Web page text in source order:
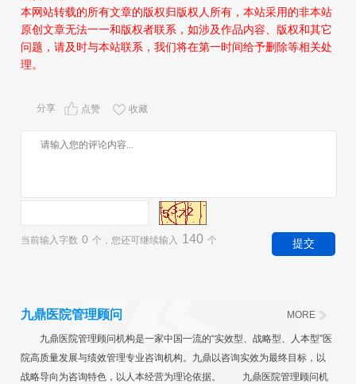
本网站转载的所有文章的版权归版权人所有，本站采用的非本站
原创文章无法一一和版权者联系，如涉及作品内容、版权和其它
问题，请及时与本站联系，我们将在第一时间给予删除等相关处
理。
分享 点赞 收藏
当前输入字数 0 个，您还可继续输入 140 个
九鼎医院管理顾问 MORE
九鼎医院管理顾问机构是一家中国一流的“实效型、战略型、人本型”医
院高质量发展与绩效管理专业咨询机构。九鼎以咨询实效为最终目标，以
战略导向为咨询特色，以人本经营为理论依据。 九鼎医院管理顾问机